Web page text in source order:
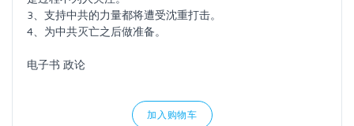
3、支持中共的力量都将遭受沈重打击。
4、为中共灭亡之后做准备。
电子书 政论
加入购物车